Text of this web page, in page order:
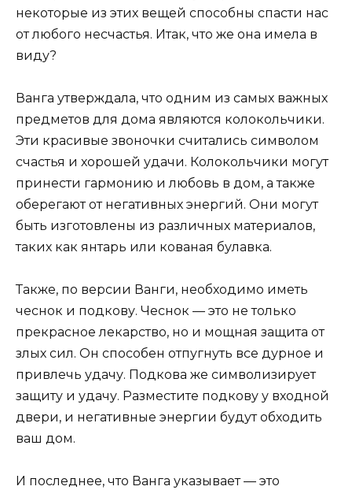
некоторые из этих вещей способны спасти нас
от любого несчастья. Итак, что же она имела в
виду?
Ванга утверждала, что одним из самых важных
предметов для дома являются колокольчики.
Эти красивые звоночки считались символом
счастья и хорошей удачи. Колокольчики могут
принести гармонию и любовь в дом, а также
оберегают от негативных энергий. Они могут
быть изготовлены из различных материалов,
таких как янтарь или кованая булавка.
Также, по версии Ванги, необходимо иметь
чеснок и подкову. Чеснок — это не только
прекрасное лекарство, но и мощная защита от
злых сил. Он способен отпугнуть все дурное и
привлечь удачу. Подкова же символизирует
защиту и удачу. Разместите подкову у входной
двери, и негативные энергии будут обходить
ваш дом.
И последнее, что Ванга указывает — это